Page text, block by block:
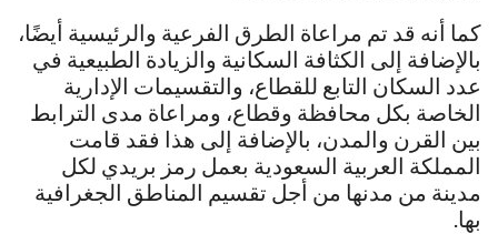
كما أنه قد تم مراعاة الطرق الفرعية والرئيسية أيضًا،
بالإضافة إلى الكثافة السكانية والزيادة الطبيعية في
عدد السكان التابع للقطاع، والتقسيمات الإدارية
الخاصة بكل محافظة وقطاع، ومراعاة مدى الترابط
بين القرن والمدن، بالإضافة إلى هذا فقد قامت
المملكة العربية السعودية بعمل رمز بريدي لكل
مدينة من مدنها من أجل تقسيم المناطق الجغرافية
بها.